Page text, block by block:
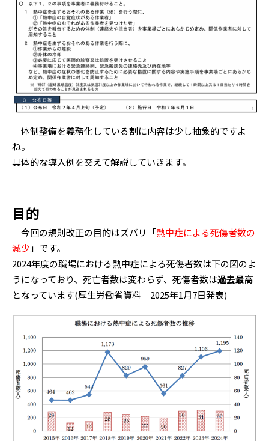
体制整備を義務化している割に内容は少し抽象的ですよ
ね。
具体的な導入例を交えて解説していきます。
目的
今回の規則改正の目的はズバリ「熱中症による死傷者数の
減少」です。
2024年度の職場における熱中症による死傷者数は下の図のよ
うになっており、死亡者数は変わらず、死傷者数は過去最高
となっています(厚生労働省資料 2025年1月7日発表)